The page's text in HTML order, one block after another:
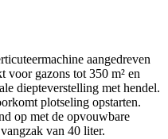
aangedreven
voor gazons tot 350 m² en
diepteverstelling met hendel.
plotseling opstarten.
op met de opvouwbare
van 40 liter.